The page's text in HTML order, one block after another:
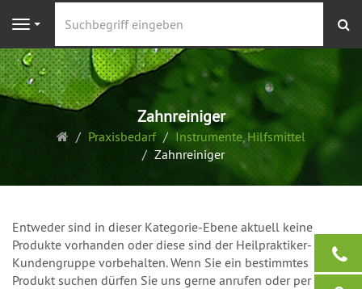
Navigation
Zahnreiniger
Startseite
Praxisbedarf
Instrumente, Hilfsmittel
Zahnreiniger
Entweder sind in dieser Kategorie-Ebene aktuell keine
Produkte vorhanden oder diese sind der Heilpraktiker-
Kundengruppe vorbehalten. Wenn Sie ein bestimmtes
Produkt suchen dürfen Sie uns gerne anrufen oder per Mail